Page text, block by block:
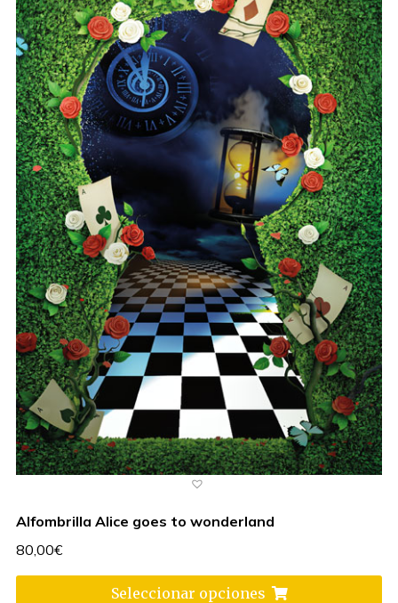
Alfombrilla Alice goes to wonderland
80,00€
Seleccionar opciones